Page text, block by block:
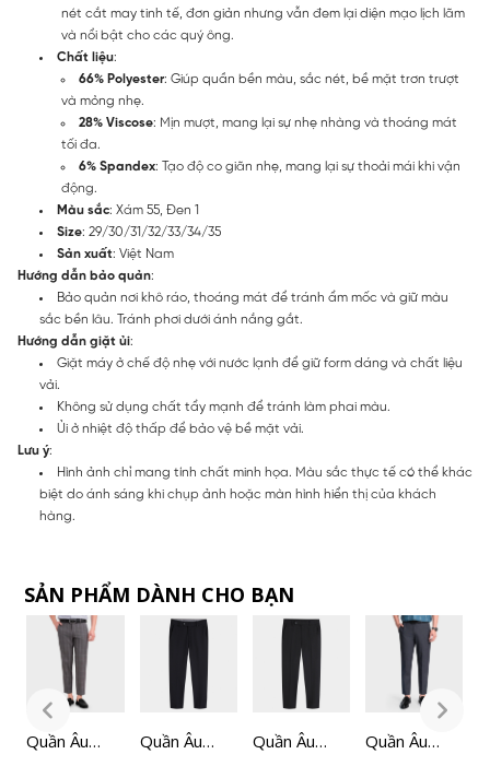
nét cắt may tinh tế, đơn giản nhưng vẫn đem lại diện mạo lịch lãm
và nổi bật cho các quý ông.
Chất liệu:
66% Polyester: Giúp quần bền màu, sắc nét, bề mặt trơn trượt
và mỏng nhẹ.
28% Viscose: Mịn mượt, mang lại sự nhẹ nhàng và thoáng mát
tối đa.
6% Spandex: Tạo độ co giãn nhẹ, mang lại sự thoải mái khi vận
động.
Màu sắc: Xám 55, Đen 1
Size: 29/30/31/32/33/34/35
Sản xuất: Việt Nam
Hướng dẫn bảo quản:
Bảo quản nơi khô ráo, thoáng mát để tránh ẩm mốc và giữ màu
sắc bền lâu. Tránh phơi dưới ánh nắng gắt.
Hướng dẫn giặt ủi:
Giặt máy ở chế độ nhẹ với nước lạnh để giữ form dáng và chất liệu
vải.
Không sử dụng chất tẩy mạnh để tránh làm phai màu.
Ủi ở nhiệt độ thấp để bảo vệ bề mặt vải.
Lưu ý:
Hình ảnh chỉ mang tính chất minh họa. Màu sắc thực tế có thể khác
biệt do ánh sáng khi chụp ảnh hoặc màn hình hiển thị của khách
hàng.
SẢN PHẨM DÀNH CHO BẠN
Quần Âu
Quần Âu
Quần Âu
Quần Âu